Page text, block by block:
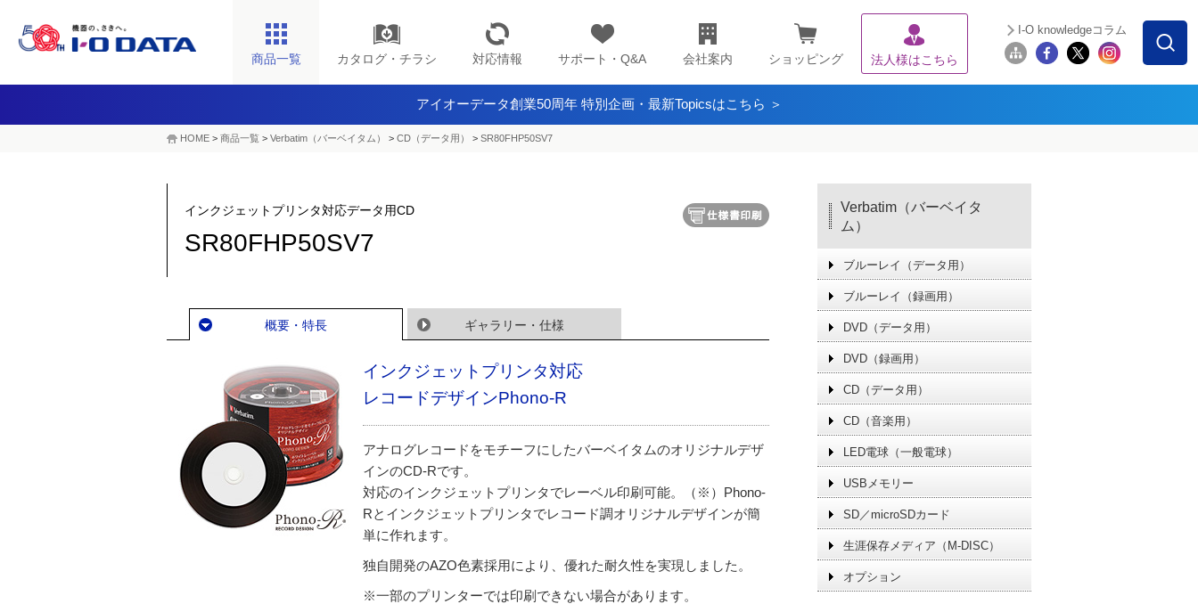
商品一覧 カタログ・チラシ 対応情報 サポート・Q&A 会社案内 ショッピング 法人様はこちら
I-O knowledgeコラム
アイオーデータ創業50周年 特別企画・最新Topicsはこちら ＞
HOME > 商品一覧 > Verbatim（バーベイタム） > CD（データ用） > SR80FHP50SV7
インクジェットプリンタ対応データ用CD
SR80FHP50SV7
概要・特長 ギャラリー・仕様
インクジェットプリンタ対応
レコードデザインPhono-R
アナログレコードをモチーフにしたバーベイタムのオリジナルデザ
インのCD-Rです。
対応のインクジェットプリンタでレーベル印刷可能。（※）Phono-
Rとインクジェットプリンタでレコード調オリジナルデザインが簡
単に作れます。
独自開発のAZO色素採用により、優れた耐久性を実現しました。
※一部のプリンターでは印刷できない場合があります。
Verbatim（バーベイタ
ム）
ブルーレイ（データ用）
ブルーレイ（録画用）
DVD（データ用）
DVD（録画用）
CD（データ用）
CD（音楽用）
LED電球（一般電球）
USBメモリー
SD／microSDカード
生涯保存メディア（M-DISC）
オプション